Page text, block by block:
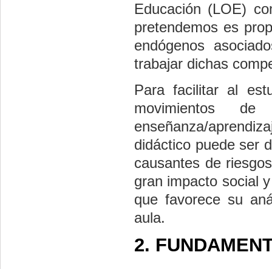
Educación (LOE)
pretendemos es
endógenos
trabajar dichas
Para facilitar al
movimientos
enseñanza/
didáctico puede ser
causantes de
gran impacto social
que favorece su
aula.
2.